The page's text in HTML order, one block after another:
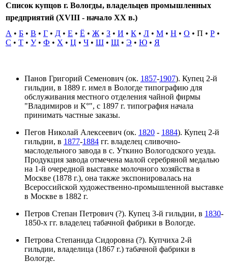
Список купцов г. Вологды, владельцев промышленных
предприятий (XVIII - начало XX в.)
А • Б • В • Г • Д • Е • Ё • Ж • З • И • К • Л • М • Н • О • П • Р •
С • Т • У• Ф • Х • Ц • Ч • Ш • Щ • Э • Ю • Я
Панов Григорий Семенович (ок. 1857-1907). Купец 2-й
гильдии, в 1889 г. имел в Вологде типографию для
обслуживания местного отделения чайной фирмы
"Владимиров и К°", с 1897 г. типография начала
принимать частные заказы.
Пегов Николай Алексеевич (ок. 1820 - 1884). Купец 2-й
гильдии, в 1877-1884 гг. владелец сливочно-
маслодельного завода в с. Уткино Вологодского уезда.
Продукция завода отмечена малой серебряной медалью
на 1-й очередной выставке молочного хозяйства в
Москве (1878 г.), она также экспонировалась на
Всероссийской художественно-промышленной выставке
в Москве в 1882 г.
Петров Степан Петрович (?). Купец 3-й гильдии, в 1830-
1850-х гг. владелец табачной фабрики в Вологде.
Петрова Степанида Сидоровна (?). Купчиха 2-й
гильдии, владелица (1867 г.) табачной фабрики в
Вологде.